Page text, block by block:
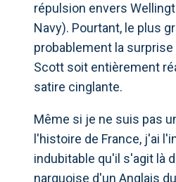
répulsion envers
Navy). Pourtant, le plus
probablement la
Scott soit entièrement
satire cinglante.
Même si je ne suis pas
l'histoire de France, j'ai
indubitable qu'il s'agit là
narquoise d'un Anglais